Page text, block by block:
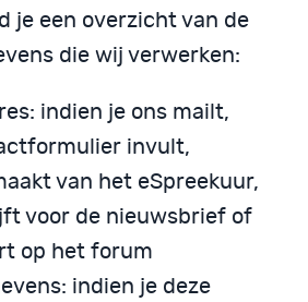
je een overzicht van de
die wij verwerken:
indien je ons mailt,
invult,
van het eSpreekuur,
voor de nieuwsbrief of
op het forum
indien je deze